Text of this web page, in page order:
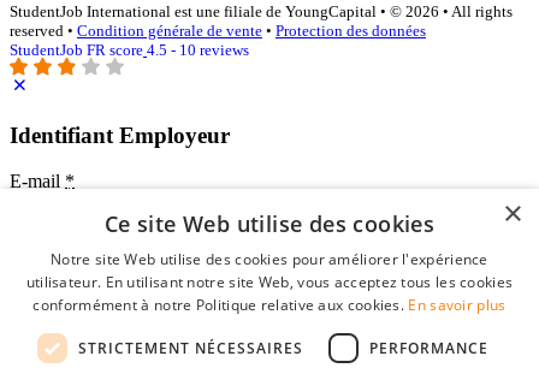
StudentJob International est une filiale de YoungCapital • © 2026 • All rights
reserved • Condition générale de vente • Protection des données
StudentJob FR score 4.5 - 10 reviews
Identifiant Employeur
E-mail *
Mot de passe
se souvenir de moi
mot de passe oublié?
×
Ce site Web utilise des cookies
Notre site Web utilise des cookies pour améliorer l'expérience
utilisateur. En utilisant notre site Web, vous acceptez tous les cookies
conformément à notre Politique relative aux cookies. En savoir plus
STRICTEMENT NÉCESSAIRES PERFORMANCE